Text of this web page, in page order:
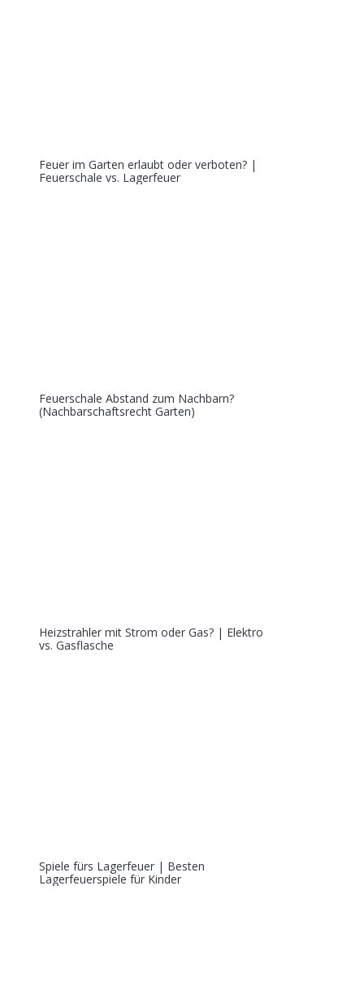
Feuer im Garten erlaubt oder verboten? |
Feuerschale vs. Lagerfeuer
Feuerschale Abstand zum Nachbarn?
(Nachbarschaftsrecht Garten)
Heizstrahler mit Strom oder Gas? | Elektro
vs. Gasflasche
Spiele fürs Lagerfeuer | Besten
Lagerfeuerspiele für Kinder